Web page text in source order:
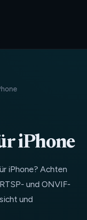
iPhone
iPhone? Achten
und ONVIF-
und